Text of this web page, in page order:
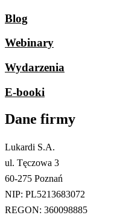
Blog
Webinary
Wydarzenia
E-booki
Dane firmy​
Lukardi S.A.
ul. Tęczowa 3
60-275 Poznań
NIP: PL5213683072
REGON: 360098885